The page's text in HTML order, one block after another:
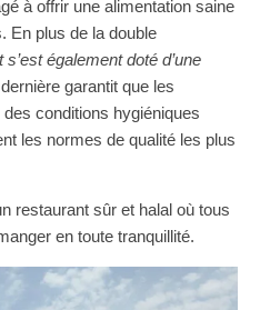
à offrir une alimentation saine
En plus de la double
également doté d’une
garantit que les
conditions hygiéniques
les normes de qualité les plus
restaurant sûr et halal où tous
en toute tranquillité.